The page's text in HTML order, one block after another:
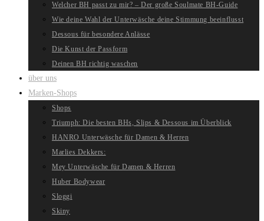
Welcher BH passt zu mir? – Der große Soulmate BH-Guide
Wie deine Wahl der Unterwäsche deine Stimmung beeinflusst
Dessous für besondere Anlässe
Die Kunst der Passform
Deinen BH richtig waschen
über uns
Marken-Shops
Shops
Triumph: Die besten BHs, Slips & Dessous im Überblick
HANRO Unterwäsche für Damen & Herren
Marlies Dekkers:
Mey Unterwäsche für Damen & Herren
Huber Bodywear
Sloggi
Skiny